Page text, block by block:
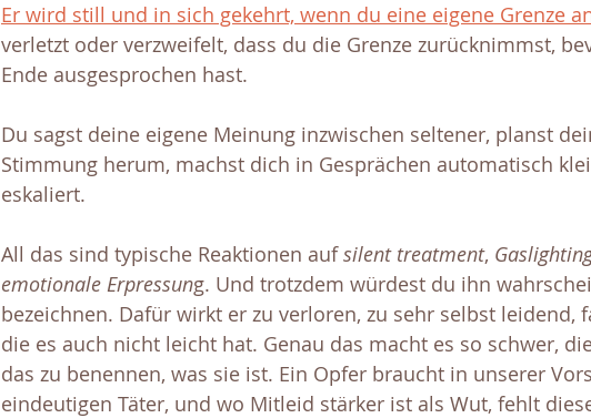
Er wird still und in sich gekehrt, wenn du eine eigene Grenze
verletzt oder verzweifelt, dass du die Grenze zurücknimmst,
Ende ausgesprochen hast.
Du sagst deine eigene Meinung inzwischen seltener, planst
Stimmung herum, machst dich in Gesprächen automatisch
eskaliert.
All das sind typische Reaktionen auf silent treatment,
emotionale Erpressung. Und trotzdem würdest du ihn
bezeichnen. Dafür wirkt er zu verloren, zu sehr selbst leidend,
die es auch nicht leicht hat. Genau das macht es so schwer,
das zu benennen, was sie ist. Ein Opfer braucht in unserer
eindeutigen Täter, und wo Mitleid stärker ist als Wut, fehlt